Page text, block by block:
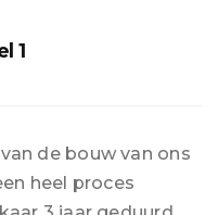
1
de bouw van ons
heel proces